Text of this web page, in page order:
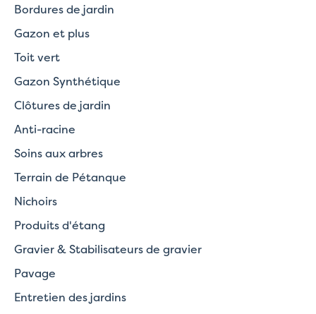
Bordures de jardin
Gazon et plus
Toit vert
Gazon Synthétique
Clôtures de jardin
Anti-racine
Soins aux arbres
Terrain de Pétanque
Nichoirs
Produits d'étang
Gravier & Stabilisateurs de gravier
Pavage
Entretien des jardins